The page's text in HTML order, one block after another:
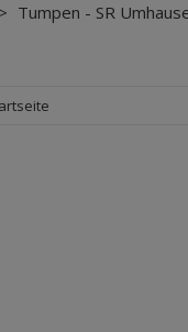
> Tumpen - SR